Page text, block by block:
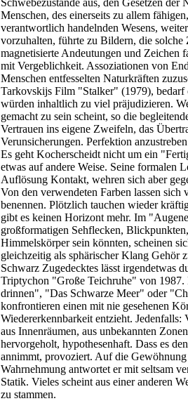
Schwebezustände aus, den Gesetzen der
Menschen, des einerseits zu allem
verantwortlich handelnden Wesens,
vorzuhalten, führte zu Bildern, die solche
magnetisierte Andeutungen und Zeichen
mit Vergeblichkeit. Assoziationen von
Menschen entfesselten Naturkräften
Tarkovskijs Film "Stalker" (1979), bedarf
würden inhaltlich zu viel präjudizieren.
gemacht zu sein scheint, so die
Vertrauen ins eigene Zweifeln, das
Verunsicherungen. Perfektion
Es geht Kocherscheidt nicht um ein
etwas auf andere Weise. Seine formalen
Auflösung Kontakt, wehren sich aber
Von den verwendeten Farben lassen sich
benennen. Plötzlich tauchen wieder
gibt es keinen Horizont mehr. Im
großformatigen Sehflecken,
Himmelskörper sein könnten, scheinen
gleichzeitig als sphärischer Klang Gehör
Schwarz Zugedecktes lässt irgendetwas
Triptychon "Große Teichruhe" von
drinnen", "Das Schwarze Meer" oder
konfrontieren einen mit nie gesehenen
Wiedererkennbarkeit entzieht. Jedenfalls:
aus Innenräumen, aus unbekannten
hervorgeholt, hypothesenhaft. Dass es
annimmt, provoziert. Auf die Gewöhnung
Wahrnehmung antwortet er mit seltsam
Statik. Vieles scheint aus einer anderen
zu stammen.